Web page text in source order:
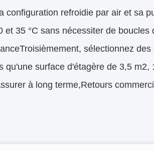
configuration refroidie par air et sa
et 35 °C sans nécessiter de
sélectionnez
qu'une surface d'étagère de 3,5
à long terme,Retours